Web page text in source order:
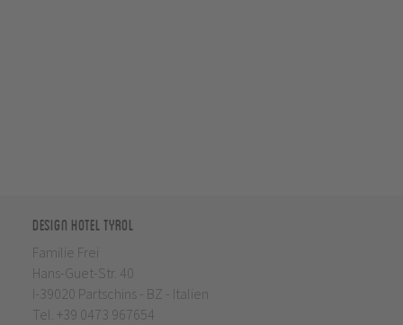
Design Hotel Tyrol
Familie Frei
Hans-Guet-Str. 40
I-39020 Partschins - BZ - Italien
Tel. +39 0473 967654